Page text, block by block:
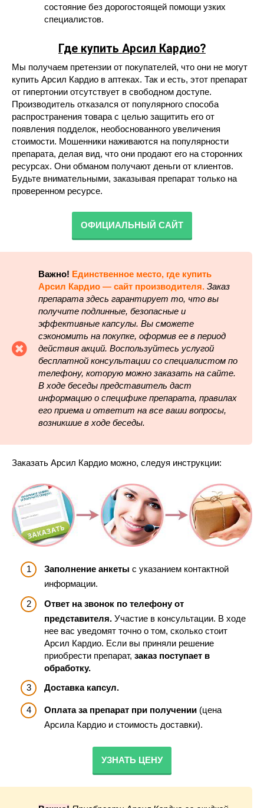
состояние без дорогостоящей помощи узких
специалистов.
Где купить Арсил Кардио?
Мы получаем претензии от покупателей, что они не могут
купить Арсил Кардио в аптеках. Так и есть, этот препарат
от гипертонии отсутствует в свободном доступе.
Производитель отказался от популярного способа
распространения товара с целью защитить его от
появления подделок, необоснованного увеличения
стоимости. Мошенники наживаются на популярности
препарата, делая вид, что они продают его на сторонних
ресурсах. Они обманом получают деньги от клиентов.
Будьте внимательными, заказывая препарат только на
проверенном ресурсе.
ОФИЦИАЛЬНЫЙ САЙТ
Важно! Единственное место, где купить
Арсил Кардио — сайт производителя. Заказ
препарата здесь гарантирует то, что вы
получите подлинные, безопасные и
эффективные капсулы. Вы сможете
сэкономить на покупке, оформив ее в период
действия акций. Воспользуйтесь услугой
бесплатной консультации со специалистом по
телефону, которую можно заказать на сайте.
В ходе беседы представитель даст
информацию о специфике препарата, правилах
его приема и ответит на все ваши вопросы,
возникшие в ходе беседы.
Заказать Арсил Кардио можно, следуя инструкции:
Заполнение анкеты с указанием контактной
информации.
Ответ на звонок по телефону от
представителя. Участие в консультации. В ходе
нее вас уведомят точно о том, сколько стоит
Арсил Кардио. Если вы приняли решение
приобрести препарат, заказ поступает в
обработку.
Доставка капсул.
Оплата за препарат при получении (цена
Арсила Кардио и стоимость доставки).
УЗНАТЬ ЦЕНУ